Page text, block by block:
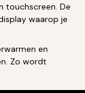
touchscreen. De
waarop je
en
Zo wordt